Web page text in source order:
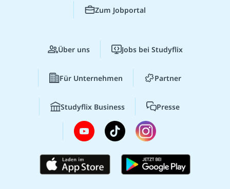
Zum Jobportal
Über uns Jobs bei Studyflix
Für Unternehmen Partner
Studyflix Business Presse